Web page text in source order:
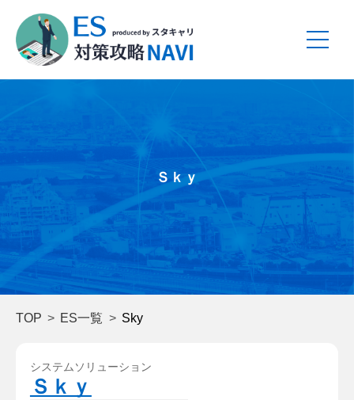
Ｓｋｙ
TOP ES一覧 Sky
システムソリューション
Ｓｋｙ